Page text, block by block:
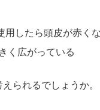
用したら頭皮が赤く
く広がっている
られるでしょうか。